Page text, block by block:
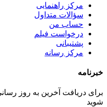
مرکز راهنمایی
سؤالات متداول
حساب من
درخواست فیلم
پشتیبانی
مرکز رسانه
خبرنامه
برای دریافت آخرین به روز
شوید